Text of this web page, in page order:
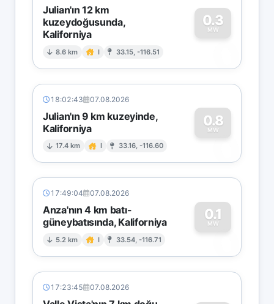
Julian'ın 12 km
kuzeydoğusunda,
Kaliforniya
8.6 km I 33.15, -116.51
0.3
MW
0
18:02:43 07.08.2026
Julian'ın 9 km kuzeyinde,
Kaliforniya
17.4 km I 33.16, -116.60
0.8
MW
0
17:49:04 07.08.2026
Anza'nın 4 km batı-
güneybatısında, Kaliforniya
5.2 km I 33.54, -116.71
0.1
MW
0
17:23:45 07.08.2026